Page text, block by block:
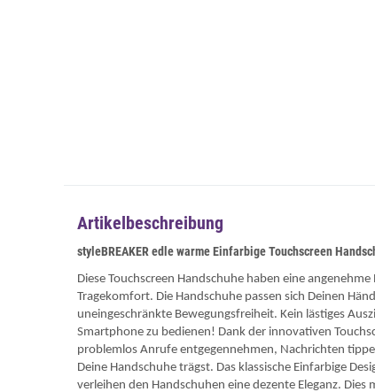
Artikelbeschreibung
styleBREAKER edle warme Einfarbige Touchscreen
Diese Touchscreen Handschuhe haben eine
Tragekomfort. Die Handschuhe passen sich Deinen
uneingeschränkte Bewegungsfreiheit. Kein lästiges
Smartphone zu bedienen! Dank der innovativen
problemlos Anrufe entgegennehmen, Nachrichten
Deine Handschuhe trägst. Das klassische Einfarbige
verleihen den Handschuhen eine dezente Eleganz. Dies